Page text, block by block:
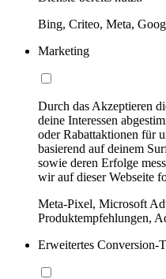
Bing, Criteo, Meta,
Marketing
Durch das Akzeptieren
deine Interessen
oder Rabattaktionen für
basierend auf deinem
sowie deren Erfolge
wir auf dieser Webseite
Meta-Pixel, Microsoft
Produktempfehlungen,
Erweitertes Conversion-